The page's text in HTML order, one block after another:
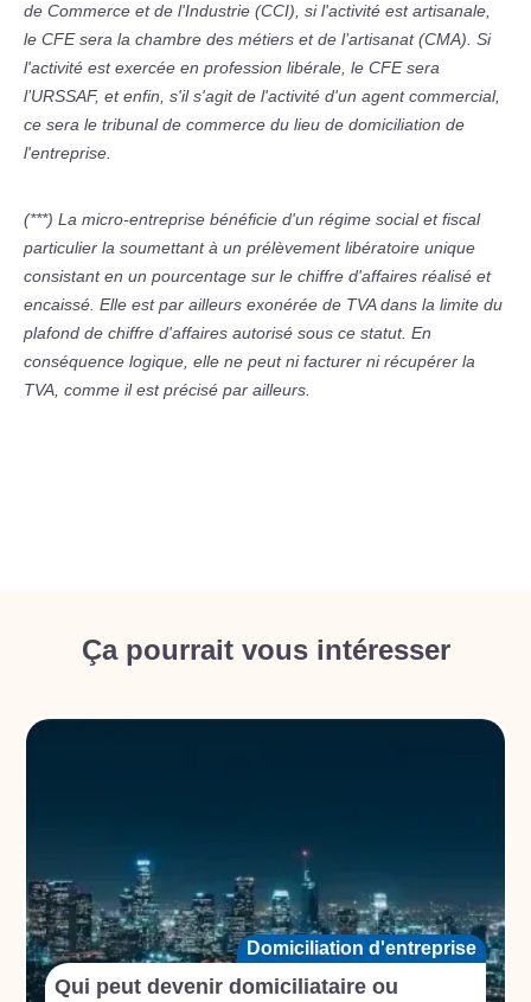
de Commerce et de l'Industrie (CCI), si l'activité est artisanale,
le CFE sera la chambre des métiers et de l’artisanat (CMA). Si
l'activité est exercée en profession libérale, le CFE sera
l’URSSAF, et enfin, s'il s'agit de l'activité d'un agent commercial,
ce sera le tribunal de commerce du lieu de domiciliation de
l'entreprise.
(***) La micro-entreprise bénéficie d'un régime social et fiscal
particulier la soumettant à un prélèvement libératoire unique
consistant en un pourcentage sur le chiffre d'affaires réalisé et
encaissé. Elle est par ailleurs exonérée de TVA dans la limite du
plafond de chiffre d'affaires autorisé sous ce statut. En
conséquence logique, elle ne peut ni facturer ni récupérer la
TVA, comme il est précisé par ailleurs.
Ça pourrait vous intéresser
Domiciliation d'entreprise
Qui peut devenir domiciliataire ou